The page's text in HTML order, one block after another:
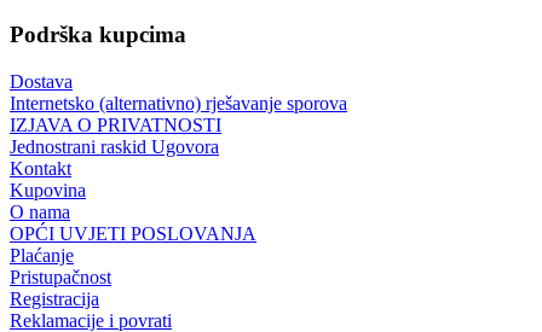
Podrška kupcima
Dostava
Internetsko (alternativno) rješavanje sporova
IZJAVA O PRIVATNOSTI
Jednostrani raskid Ugovora
Kontakt
Kupovina
O nama
OPĆI UVJETI POSLOVANJA
Plaćanje
Pristupačnost
Registracija
Reklamacije i povrati